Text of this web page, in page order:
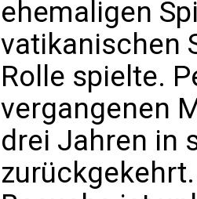
ehemaligen
vatikanischen
Rolle spielte.
vergangenen
drei Jahren in